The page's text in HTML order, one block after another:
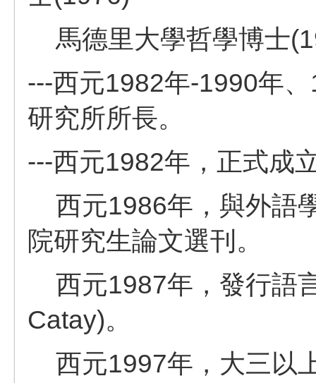
馬德里大學哲學博士
---西元1982年-1990年
研究所所長。
---西元1982年，正式成
西元1986年，與外語
院研究生論文選刊。
西元1987年，發行語
Catay)。
西元1997年，大三以